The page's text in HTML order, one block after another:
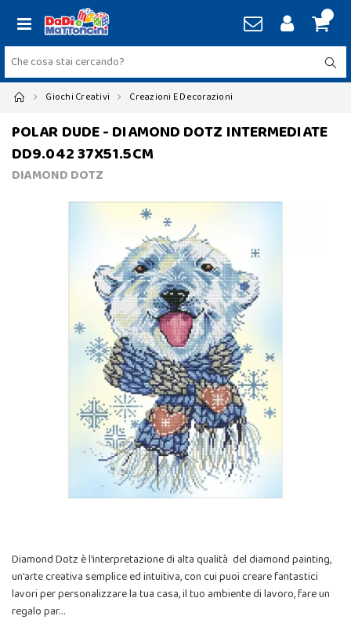
Giochi Creativi Creazioni E Decorazioni
POLAR DUDE - DIAMOND DOTZ INTERMEDIATE
DD9.042 37X51.5CM
DIAMOND DOTZ
Diamond Dotz è l'interpretazione di alta qualità del diamond painting,
un'arte creativa semplice ed intuitiva, con cui puoi creare fantastici
lavori per personalizzare la tua casa, il tuo ambiente di lavoro, fare un
regalo par…